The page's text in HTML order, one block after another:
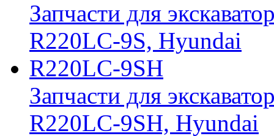
Запчасти для
R220LC-9S, Hyundai
R220LC-9SH
Запчасти для
R220LC-9SH, Hyundai